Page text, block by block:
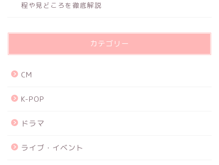
程や見どころを徹底解説
カテゴリー
CM
K-POP
ドラマ
ライブ・イベント